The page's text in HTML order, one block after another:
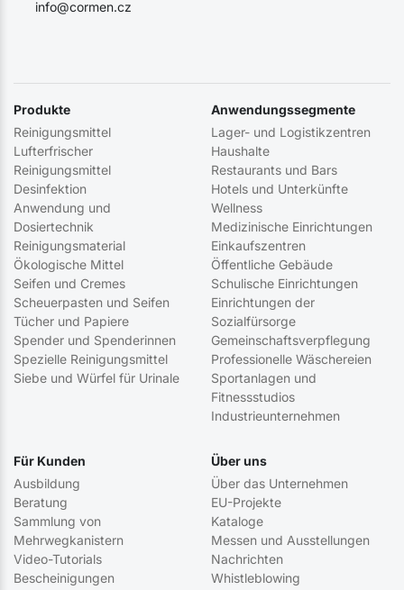
info@cormen.cz
Produkte
Reinigungsmittel
Lufterfrischer
Reinigungsmittel
Desinfektion
Anwendung und
Dosiertechnik
Reinigungsmaterial
Ökologische Mittel
Seifen und Cremes
Scheuerpasten und Seifen
Tücher und Papiere
Spender und Spenderinnen
Spezielle Reinigungsmittel
Siebe und Würfel für Urinale
Anwendungssegmente
Lager- und Logistikzentren
Haushalte
Restaurants und Bars
Hotels und Unterkünfte
Wellness
Medizinische Einrichtungen
Einkaufszentren
Öffentliche Gebäude
Schulische Einrichtungen
Einrichtungen der
Sozialfürsorge
Gemeinschaftsverpflegung
Professionelle Wäschereien
Sportanlagen und
Fitnessstudios
Industrieunternehmen
Für Kunden
Ausbildung
Beratung
Sammlung von
Mehrwegkanistern
Video-Tutorials
Bescheinigungen
Über uns
Über das Unternehmen
EU-Projekte
Kataloge
Messen und Ausstellungen
Nachrichten
Whistleblowing